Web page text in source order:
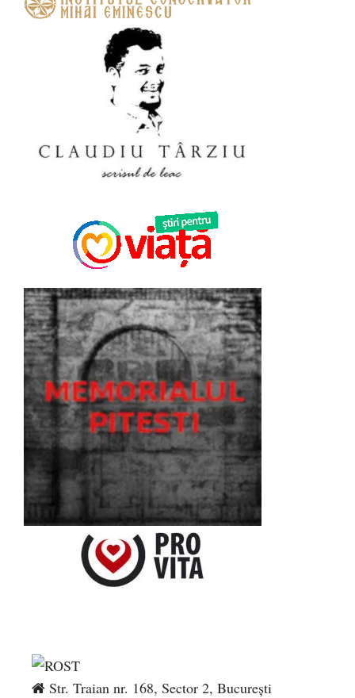
Str. Traian nr. 168, Sector 2, București